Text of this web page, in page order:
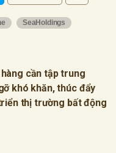
SeaHoldings
hàng cần tập trung
khó khăn, thúc đẩy
thị trường bất động